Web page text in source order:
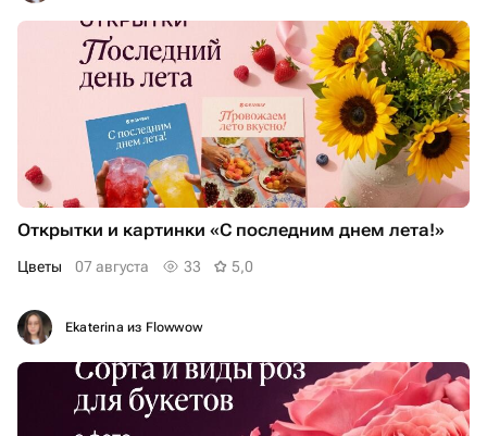
Открытки и картинки «С последним днем лета!»
Цветы 07 августа 33 5,0
Ekaterina из Flowwow